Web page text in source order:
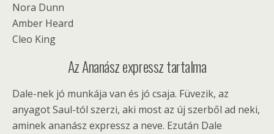
Nora Dunn
Amber Heard
Cleo King
Az Ananász expressz tartalma
Dale-nek jó munkája van és jó csaja. Füvezik, az
anyagot Saul-tól szerzi, aki most az új szerből ad neki,
aminek ananász expressz a neve. Ezután Dale